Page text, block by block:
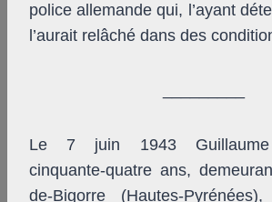
police allemande qui, l’ayant
l’aurait relâché dans des
Le 7 juin 1943 Guillaume
cinquante-quatre ans,
de-Bigorre (Hautes-